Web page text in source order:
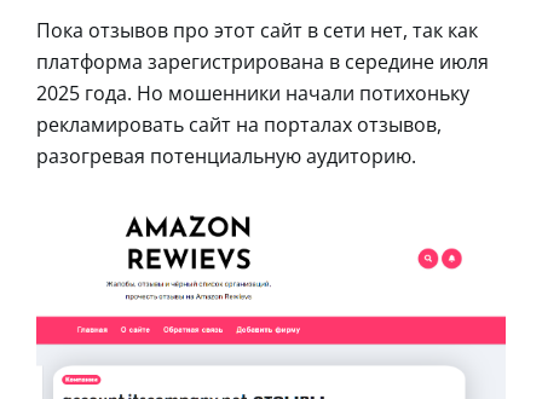
Пока отзывов про этот сайт в сети нет, так как
платформа зарегистрирована в середине июля
2025 года. Но мошенники начали потихоньку
рекламировать сайт на порталах отзывов,
разогревая потенциальную аудиторию.